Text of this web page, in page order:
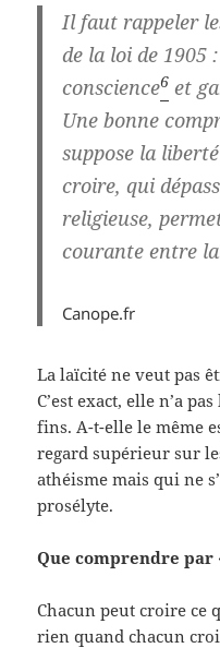
Il faut rappeler
de la loi de 1905
conscience6 et
Une bonne
suppose la
croire, qui
religieuse,
courante entre
Canope.fr
La laïcité ne veut pas
C’est exact, elle n’a
fins. A-t-elle le même
regard supérieur sur
athéisme mais qui ne
prosélyte.
Que comprendre par
Chacun peut croire ce
rien quand chacun